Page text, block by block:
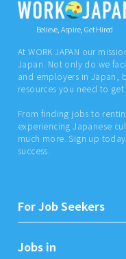
Believe, Aspire, Get Hired
At WORK JAPAN our
Japan. Not only do we
and employers in Japan,
resources you need to
From finding jobs to
experiencing Japanese
much more. Sign up
success.
For Job Seekers
Jobs in